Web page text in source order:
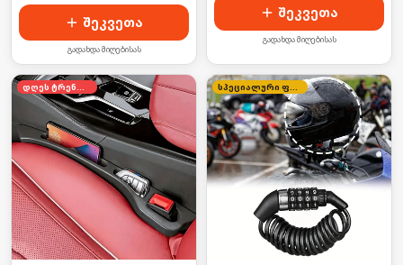
შეკვეთა
გადახდა მიღებისას
შეკვეთა
გადახდა მიღებისას
დღეს ტრენდში სპეციალური ფასი